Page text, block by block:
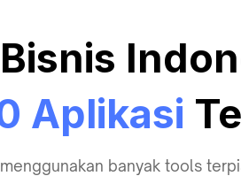
Aplikasi
banyak tools